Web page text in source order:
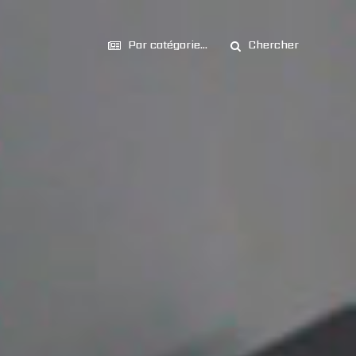
Par catégorie... Chercher